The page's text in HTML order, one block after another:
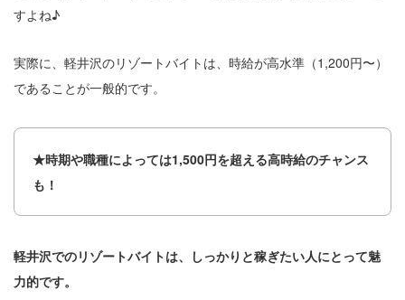
すよね♪
実際に、軽井沢のリゾートバイトは、時給が高水準（1,200円〜）
であることが一般的です。
★時期や職種によっては1,500円を超える高時給のチャンス
も！
軽井沢でのリゾートバイトは、しっかりと稼ぎたい人にとって魅
力的です。